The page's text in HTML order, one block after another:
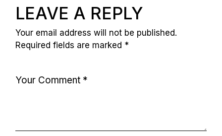
LEAVE A REPLY
Your email address will not be published.
Required fields are marked *